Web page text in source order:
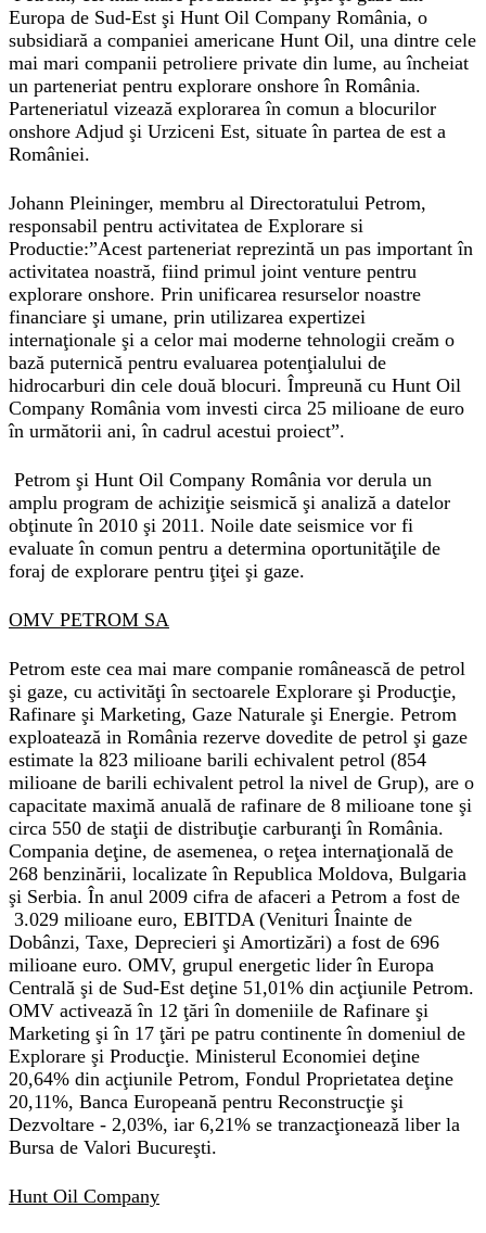
Europa de Sud-Est şi Hunt Oil Company România, o
subsidiară a companiei americane Hunt Oil, una dintre cele
mai mari companii petroliere private din lume, au încheiat
un parteneriat pentru explorare onshore în România.
Parteneriatul vizează explorarea în comun a blocurilor
onshore Adjud şi Urziceni Est, situate în partea de est a
României.
Johann Pleininger, membru al Directoratului Petrom,
responsabil pentru activitatea de Explorare si
Productie:”Acest parteneriat reprezintă un pas important în
activitatea noastră, fiind primul joint venture pentru
explorare onshore. Prin unificarea resurselor noastre
financiare şi umane, prin utilizarea expertizei
internaţionale şi a celor mai moderne tehnologii creăm o
bază puternică pentru evaluarea potenţialului de
hidrocarburi din cele două blocuri. Împreună cu Hunt Oil
Company România vom investi circa 25 milioane de euro
în următorii ani, în cadrul acestui proiect”.
Petrom şi Hunt Oil Company România vor derula un
amplu program de achiziţie seismică şi analiză a datelor
obţinute în 2010 şi 2011. Noile date seismice vor fi
evaluate în comun pentru a determina oportunităţile de
foraj de explorare pentru ţiţei şi gaze.
OMV PETROM SA
Petrom este cea mai mare companie românească de petrol
şi gaze, cu activităţi în sectoarele Explorare şi Producţie,
Rafinare şi Marketing, Gaze Naturale şi Energie. Petrom
exploatează in România rezerve dovedite de petrol şi gaze
estimate la 823 milioane barili echivalent petrol (854
milioane de barili echivalent petrol la nivel de Grup), are o
capacitate maximă anuală de rafinare de 8 milioane tone şi
circa 550 de staţii de distribuţie carburanţi în România.
Compania deţine, de asemenea, o reţea internaţională de
268 benzinării, localizate în Republica Moldova, Bulgaria
şi Serbia. În anul 2009 cifra de afaceri a Petrom a fost de
3.029 milioane euro, EBITDA (Venituri Înainte de
Dobânzi, Taxe, Deprecieri şi Amortizări) a fost de 696
milioane euro. OMV, grupul energetic lider în Europa
Centrală şi de Sud-Est deţine 51,01% din acţiunile Petrom.
OMV activează în 12 ţări în domeniile de Rafinare şi
Marketing şi în 17 ţări pe patru continente în domeniul de
Explorare şi Producţie. Ministerul Economiei deţine
20,64% din acţiunile Petrom, Fondul Proprietatea deţine
20,11%, Banca Europeană pentru Reconstrucţie şi
Dezvoltare - 2,03%, iar 6,21% se tranzacţionează liber la
Bursa de Valori Bucureşti.
Hunt Oil Company